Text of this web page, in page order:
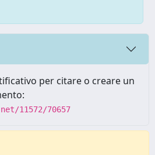
per citare o creare un
11572/70657